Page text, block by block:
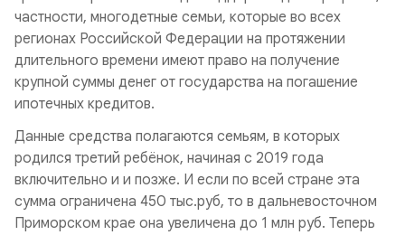
частности, многодетные семьи, которые во всех
регионах Российской Федерации на протяжении
длительного времени имеют право на получение
крупной суммы денег от государства на погашение
ипотечных кредитов.
Данные средства полагаются семьям, в которых
родился третий ребёнок, начиная с 2019 года
включительно и и позже. И если по всей стране эта
сумма ограничена 450 тыс.руб, то в дальневосточном
Приморском крае она увеличена до 1 млн руб. Теперь